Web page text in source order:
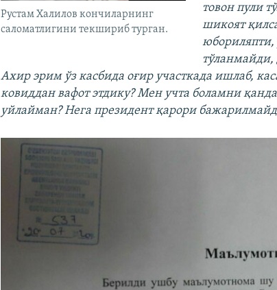
Рустам Халилов кончиларнинг
саломатлигини текшириб турган.
товон пули
шикоят
юбориляпти,
тўланмайди,
Ахир эрим ўз касбида оғир участкада ишлаб,
ковиддан вафот этдику? Мен учта боламни
уйлайман? Нега президент қарори